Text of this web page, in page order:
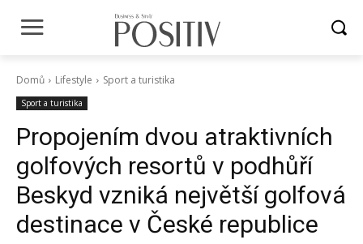
Domů Lifestyle Sport a turistika
Sport a turistika
Propojením dvou atraktivních
golfových resortů v podhůří
Beskyd vzniká největší golfová
destinace v České republice